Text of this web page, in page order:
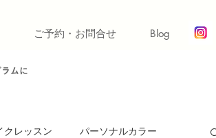
ご予約・お問合せ Blog
ムに
クレッスン パーソナルカラー